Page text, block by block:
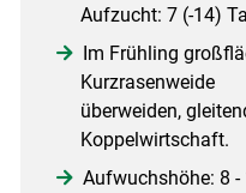
Aufzucht: 7 (-14)
Im Frühling
Kurzrasenweide
überweiden,
Koppelwirtschaft.
Aufwuchshöhe: 8